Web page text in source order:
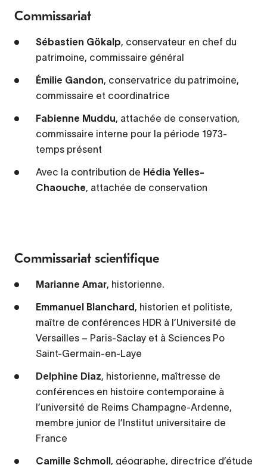
Commissariat
Sébastien Gökalp, conservateur en chef du
patrimoine, commissaire général
Émilie Gandon, conservatrice du patrimoine,
commissaire et coordinatrice
Fabienne Muddu, attachée de conservation,
commissaire interne pour la période 1973-
temps présent
Avec la contribution de Hédia Yelles-
Chaouche, attachée de conservation
Commissariat scientifique
Marianne Amar, historienne.
Emmanuel Blanchard, historien et politiste,
maître de conférences HDR à l’Université de
Versailles – Paris-Saclay et à Sciences Po
Saint-Germain-en-Laye
Delphine Diaz, historienne, maîtresse de
conférences en histoire contemporaine à
l’université de Reims Champagne-Ardenne,
membre junior de l’Institut universitaire de
France
Camille Schmoll, géographe, directrice d’étude